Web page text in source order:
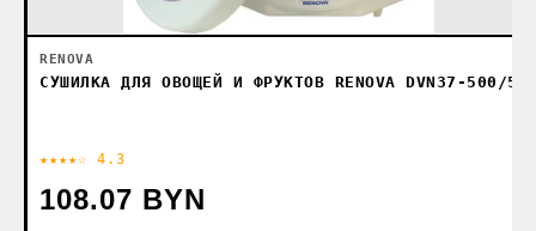
RENOVA
СУШИЛКА ДЛЯ ОВОЩЕЙ И ФРУКТОВ RENOVA DVN37-500/5
★★★★☆ 4.3
108.07 BYN